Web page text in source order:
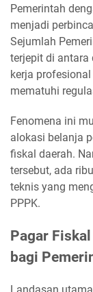
Pemerintah
menjadi
Sejumlah
terjepit di antara
kerja
mematuhi
Fenomena ini
alokasi belanja
fiskal daerah.
tersebut, ada
teknis yang
PPPK.
Pagar
bagi